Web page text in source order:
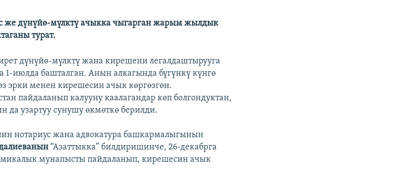
же дүнүйө-мүлктү ачыкка чыгарган жарым жылдык
турат.
дүнүйө-мүлктү жана кирешени легалдаштырууга
1-июлда башталган. Анын алкагында бүгүнкү күнгө
эрки менен кирешесин ачык көргөзгөн.
пайдаланып калууну каалагандар көп болгондуктан,
узартуу сунушу өкмөткө берилди.
нотариус жана адвокатура башкармалыгынын
“Азаттыкка” билдиришинче, 26-декабрга
мунапысты пайдаланып, кирешесин ачык